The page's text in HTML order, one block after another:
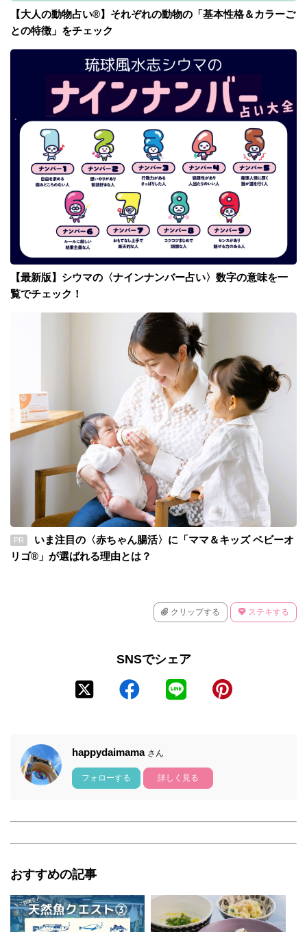
【大人の動物占い®】それぞれの動物の「基本性格＆カラーご
との特徴」をチェック
【最新版】シウマの〈ナインナンバー占い〉数字の意味を一
覧でチェック！
PR
いま注目の〈赤ちゃん腸活〉に「ママ＆キッズ ベビーオ
リゴ®」が選ばれる理由とは？
クリップする ステキする
SNSでシェア
happydaimama さん
フォローする 詳しく見る
おすすめの記事